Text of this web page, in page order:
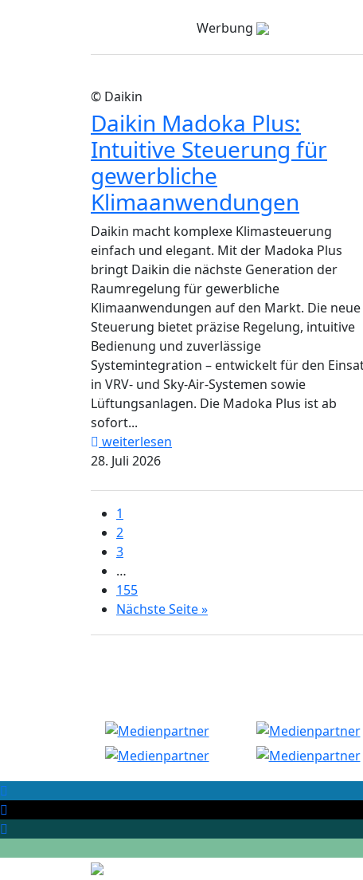
Werbung
© Daikin
Daikin Madoka Plus:
Intuitive Steuerung für
gewerbliche
Klimaanwendungen
Daikin macht komplexe Klimasteuerung
einfach und elegant. Mit der Madoka Plus
bringt Daikin die nächste Generation der
Raumregelung für gewerbliche
Klimaanwendungen auf den Markt. Die neue
Steuerung bietet präzise Regelung, intuitive
Bedienung und zuverlässige
Systemintegration – entwickelt für den
in VRV- und Sky-Air-Systemen sowie
Lüftungsanlagen. Die Madoka Plus ist ab
sofort...
weiterlesen
28. Juli 2026
1
2
3
…
155
Nächste Seite »